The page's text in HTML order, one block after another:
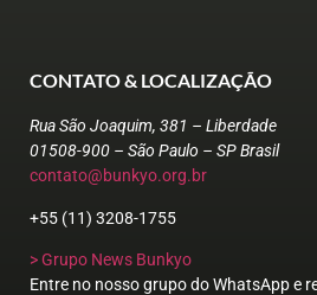
CONTATO & LOCALIZAÇÃO
Rua São Joaquim, 381 – Liberdade
01508-900 – São Paulo – SP Brasil
contato@bunkyo.org.br
+55 (11) 3208-1755
> Grupo News Bunkyo
Entre no nosso grupo do WhatsApp e